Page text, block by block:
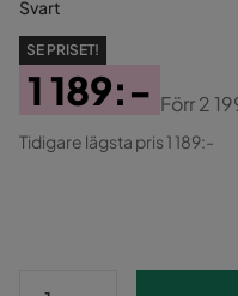
Svart
SE PRISET!
Pris
1 189:-
Original
Förr2
Tidigare lägsta pris 1 189:-